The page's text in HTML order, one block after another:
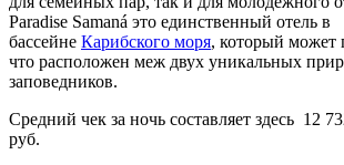
Paradise Samaná это единственный отель в
бассейне Карибского моря, который может
что расположен меж двух уникальных
заповедников.
Средний чек за ночь составляет здесь 12
руб.